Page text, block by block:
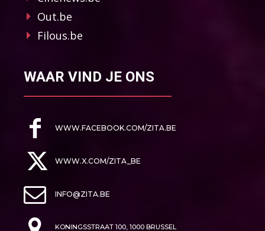
Out.be
Filous.be
WAAR VIND JE ONS
WWW.FACEBOOK.COM/ZITA.BE
WWW.X.COM/ZITA_BE
INFO@ZITA.BE
KONINGSSTRAAT 100, 1000 BRUSSEL